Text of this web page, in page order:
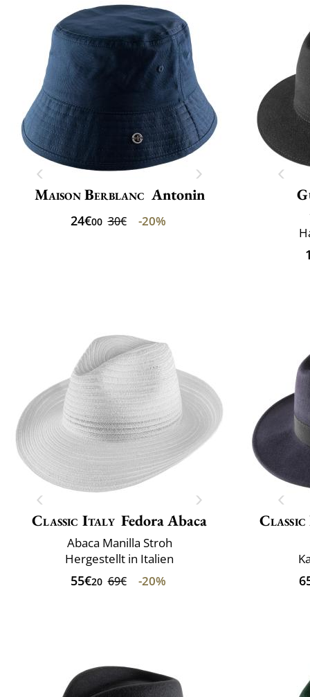
Maison Berblanc Antonin
24€00 30€ -20%
Classic Italy Fedora Abaca
Abaca Manilla Stroh
Hergestellt in Italien
55€20 69€ -20%